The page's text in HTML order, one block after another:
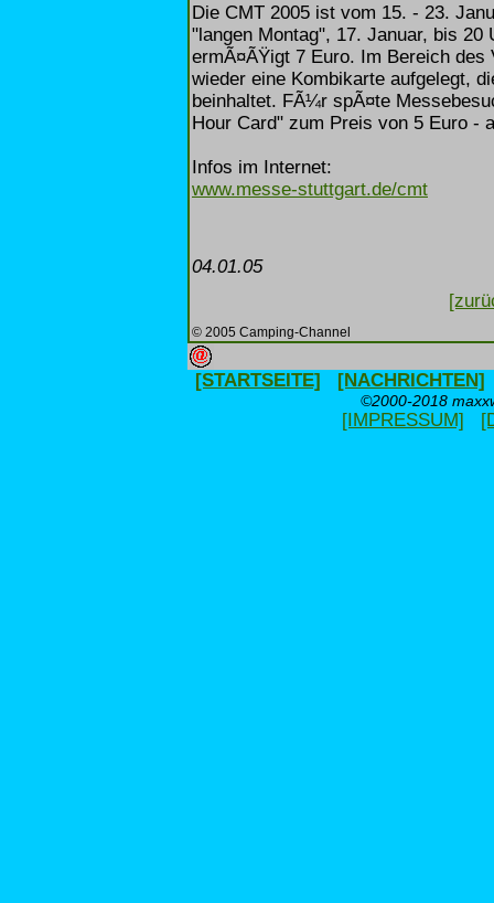
Die CMT 2005 ist vom 15. - 23.
"langen Montag", 17. Januar, bis
ermÃ¤ÃŸigt 7 Euro. Im Bereich
wieder eine Kombikarte aufgelegt,
beinhaltet. FÃ¼r spÃ¤te
Hour Card" zum Preis von 5 Euro -
Infos im Internet:
www.messe-stuttgart.de/cmt
04.01.05
© 2005 Camping-Channel
[STARTSEITE] [NACHRICHTEN]
©2000-2018
[IMPRESSUM]